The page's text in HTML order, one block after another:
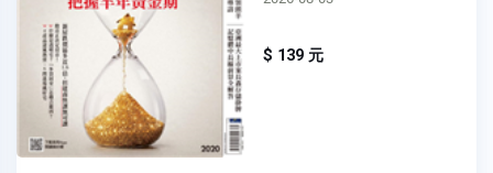
$ 139 元